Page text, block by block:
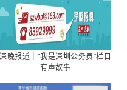
深晚报道｜“我是深圳公务员”栏目
有声故事